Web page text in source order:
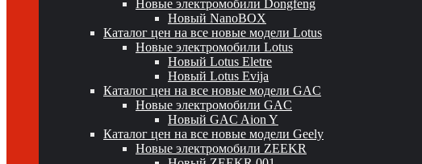
Новые электромобили Dongfeng
Новый NanoBOX
Каталог цен на все новые модели Lotus
Новые электромобили Lotus
Новый Lotus Eletre
Новый Lotus Evija
Каталог цен на все новые модели GAC
Новые электромобили GAC
Новый GAC Aion Y
Каталог цен на все новые модели Geely
Новые электромобили ZEEKR